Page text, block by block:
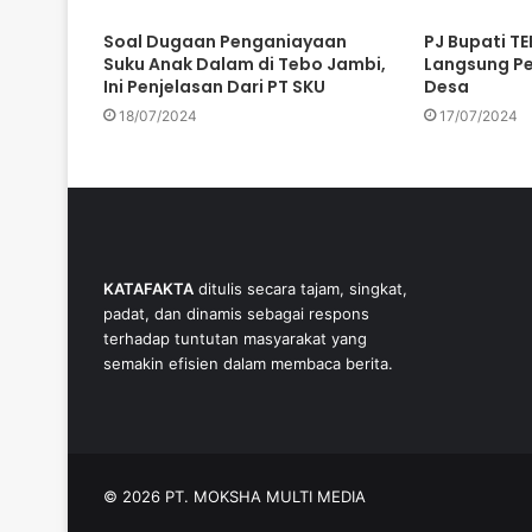
Soal Dugaan Penganiayaan
Suku Anak Dalam di Tebo Jambi,
Ini Penjelasan Dari PT SKU
18/07/2024
PJ Bupati
Langsung
Desa
17/07/2024
KATAFAKTA ditulis secara tajam, singkat,
padat, dan dinamis sebagai respons
terhadap tuntutan masyarakat yang
semakin efisien dalam membaca berita.
© 2026 PT. MOKSHA MULTI MEDIA